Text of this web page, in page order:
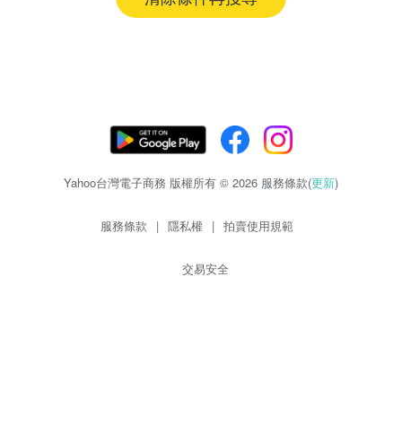
Yahoo台灣電子商務 版權所有 © 2026 服務條款(更新)
服務條款 | 隱私權 | 拍賣使用規範
交易安全